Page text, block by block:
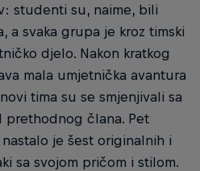
studenti su, naime, bili
a svaka grupa je kroz timski
djelo. Nakon kratkog
mala umjetnička avantura
tima su se smjenjivali sa
prethodnog člana. Pet
je šest originalnih i
sa svojom pričom i stilom.